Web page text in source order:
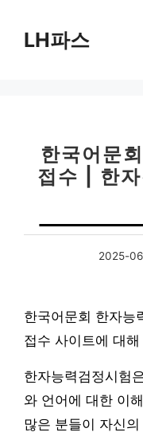
LH파스
한국어문
접수 | 한자
2025-
한국어문회 한자능
접수 사이트에 대
한자능력검정시험
와 언어에 대한 이
많은 분들이 자신